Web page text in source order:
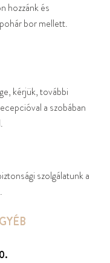
hozzánk és
bor mellett.
kérjük, további
a szobában
szolgálatunk a